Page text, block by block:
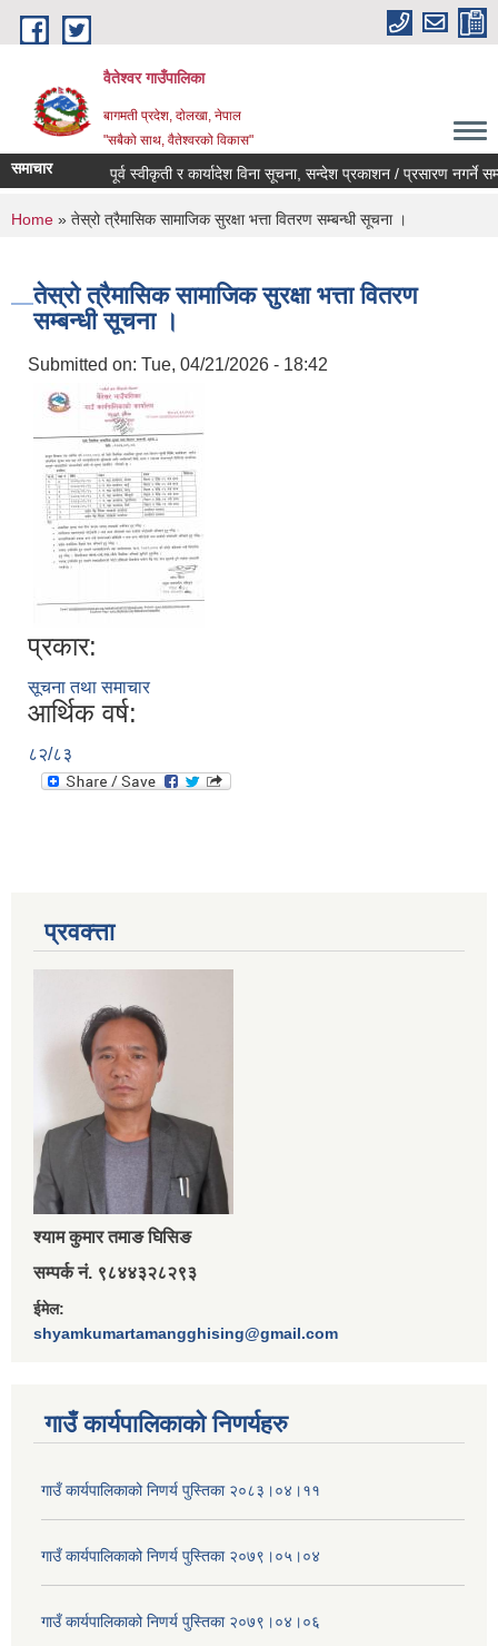
Skip to main content
वैतेश्वर गाउँपालिका
बागमती प्रदेश, दाेलखा, नेपाल
"सबैको साथ, वैतेश्वरको विकास"
समाचार पूर्व स्वीकृती र कार्यादेश विना सूचना, सन्देश प्रकाशन / प्रसारण नगर्ने
You are here
Home » तेस्रो त्रैमासिक सामाजिक सुरक्षा भत्ता वितरण सम्बन्धी सूचना ।
तेस्रो त्रैमासिक सामाजिक सुरक्षा भत्ता वितरण
सम्बन्धी सूचना ।
Submitted on: Tue, 04/21/2026 - 18:42
प्रकार:
सूचना तथा समाचार
आर्थिक वर्ष:
८२/८३
प्रवक्त्ता
श्‍याम कुमार तमाङ घिसिङ
सम्पर्क नं. ९८४४३२८२९३
ईमेल:
shyamkumartamangghising@gmail.com
गाउँ कार्यपालिकाकाे निणर्यहरु
गाउँ कार्यपालिकाको निणर्य पुस्तिका २०८३।०४।११
गाउँ कार्यपालिकाको निणर्य पुस्तिका २०७९।०५।०४
गाउँ कार्यपालिकाको निणर्य पुस्तिका २०७९।०४।०६